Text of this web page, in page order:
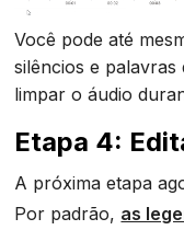
Você pode até
silêncios e
limpar o áudio
Etapa 4:
A próxima etapa
Por padrão, as